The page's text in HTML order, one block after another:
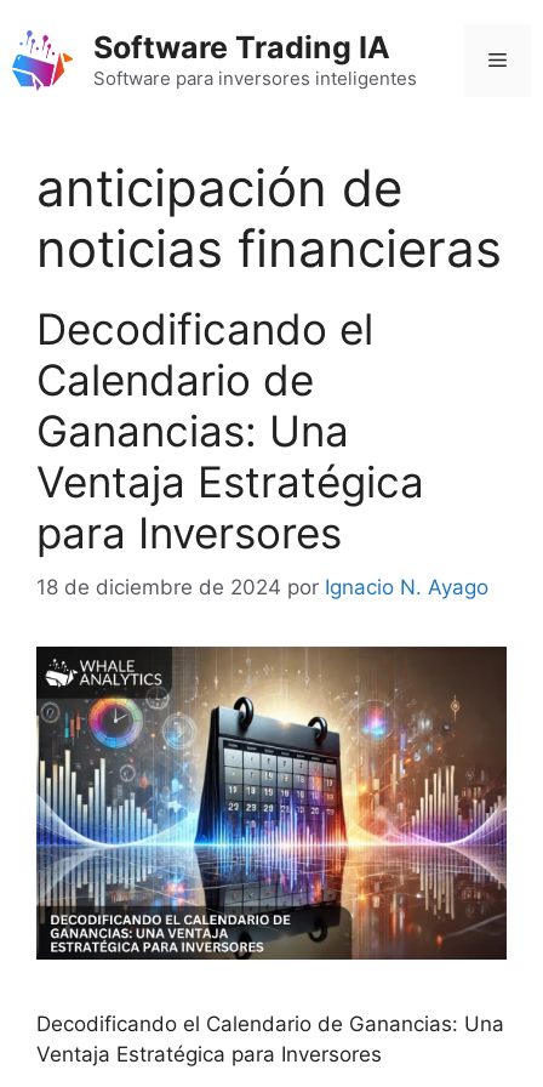
contenido
Software Trading IA
Software para inversores inteligentes
anticipación de
noticias financieras
Decodificando el
Calendario de
Ganancias: Una
Ventaja Estratégica
para Inversores
18 de diciembre de 2024 por Ignacio N. Ayago
Decodificando el Calendario de Ganancias: Una
Ventaja Estratégica para Inversores